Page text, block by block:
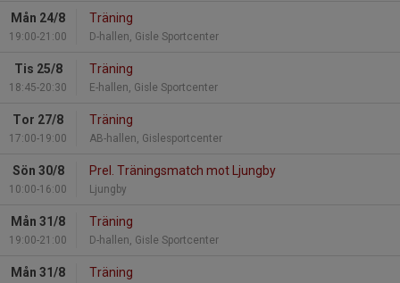
Mån 24/8
19:00-21:00
Träning
D-hallen, Gisle Sportcenter
Tis 25/8
18:45-20:30
Träning
E-hallen, Gisle Sportcenter
Tor 27/8
17:00-19:00
Träning
AB-hallen, Gislesportcenter
Sön 30/8
10:00-16:00
Prel. Träningsmatch mot Ljungby
Ljungby
Mån 31/8
19:00-21:00
Träning
D-hallen, Gisle Sportcenter
Mån 31/8 Träning